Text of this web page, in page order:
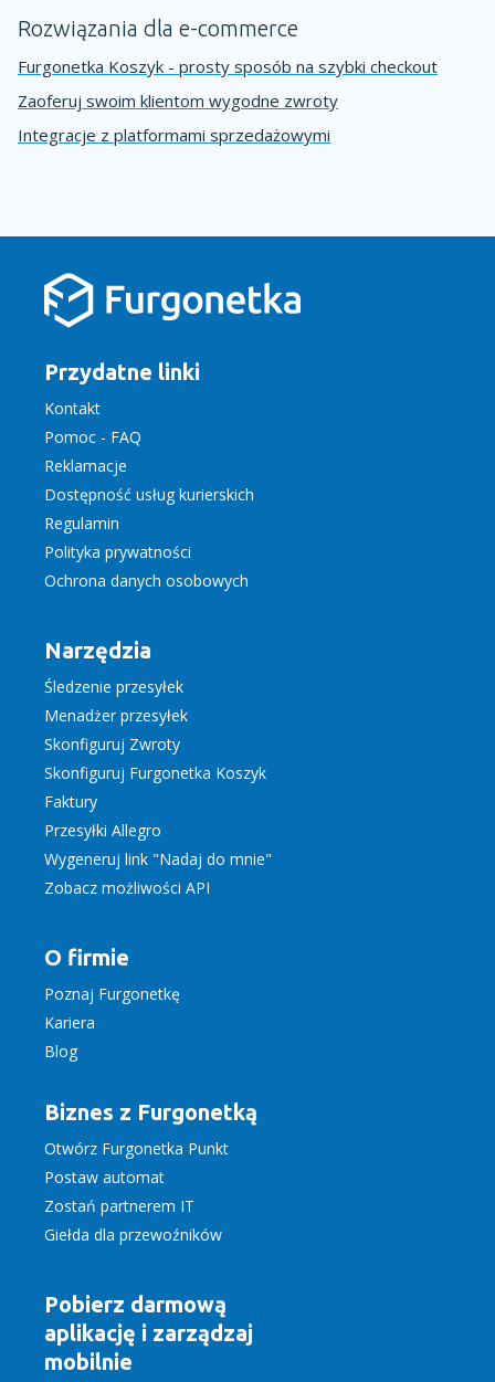
Rozwiązania dla e-commerce
Furgonetka Koszyk - prosty sposób na szybki checkout
Zaoferuj swoim klientom wygodne zwroty
Integracje z platformami sprzedażowymi
Przydatne linki
Kontakt
Pomoc - FAQ
Reklamacje
Dostępność usług kurierskich
Regulamin
Polityka prywatności
Ochrona danych osobowych
Narzędzia
Śledzenie przesyłek
Menadżer przesyłek
Skonfiguruj Zwroty
Skonfiguruj Furgonetka Koszyk
Faktury
Przesyłki Allegro
Wygeneruj link "Nadaj do mnie"
Zobacz możliwości API
O firmie
Poznaj Furgonetkę
Kariera
Blog
Biznes z Furgonetką
Otwórz Furgonetka Punkt
Postaw automat
Zostań partnerem IT
Giełda dla przewoźników
Pobierz darmową
aplikację i zarządzaj
mobilnie